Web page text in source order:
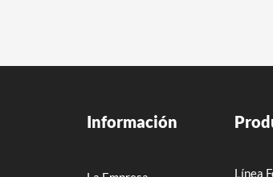
Información
Línea